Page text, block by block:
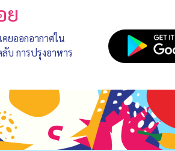
ย
ยออกอากาศใน
บ การปรุงอาหาร